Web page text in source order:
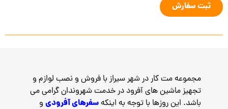
ثبت سفارش
مجموعه مت کار در شهر سیراز با فروش و نصب لوازم و
تجهیز ماشین های آفرود در خدمت شهروندان گرامی می
باشد. این روزها با توجه به اینکهسفرهای آفرودیو